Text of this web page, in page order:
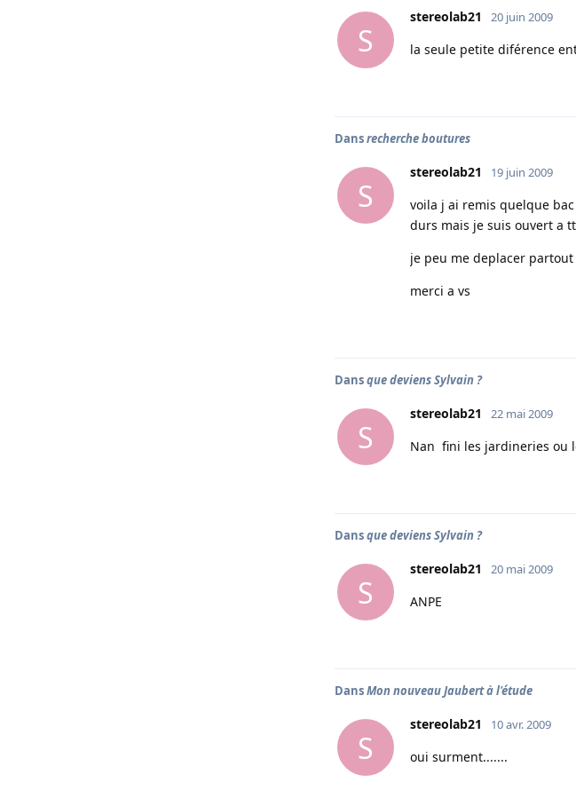
S
stereolab21 20 juin 2009
la seule petite diférence
Dansrecherche boutures
S
stereolab21 19 juin 2009
voila j ai remis quelque
durs mais je suis ouvert a
je peu me deplacer
merci a vs
Dansque deviens Sylvain ?
S
stereolab21 22 mai 2009
Nan fini les jardineries ou
Dansque deviens Sylvain ?
S
stereolab21 20 mai 2009
ANPE
DansMon nouveau Jaubert à l'étude
S
stereolab21 10 avr. 2009
oui surment.......